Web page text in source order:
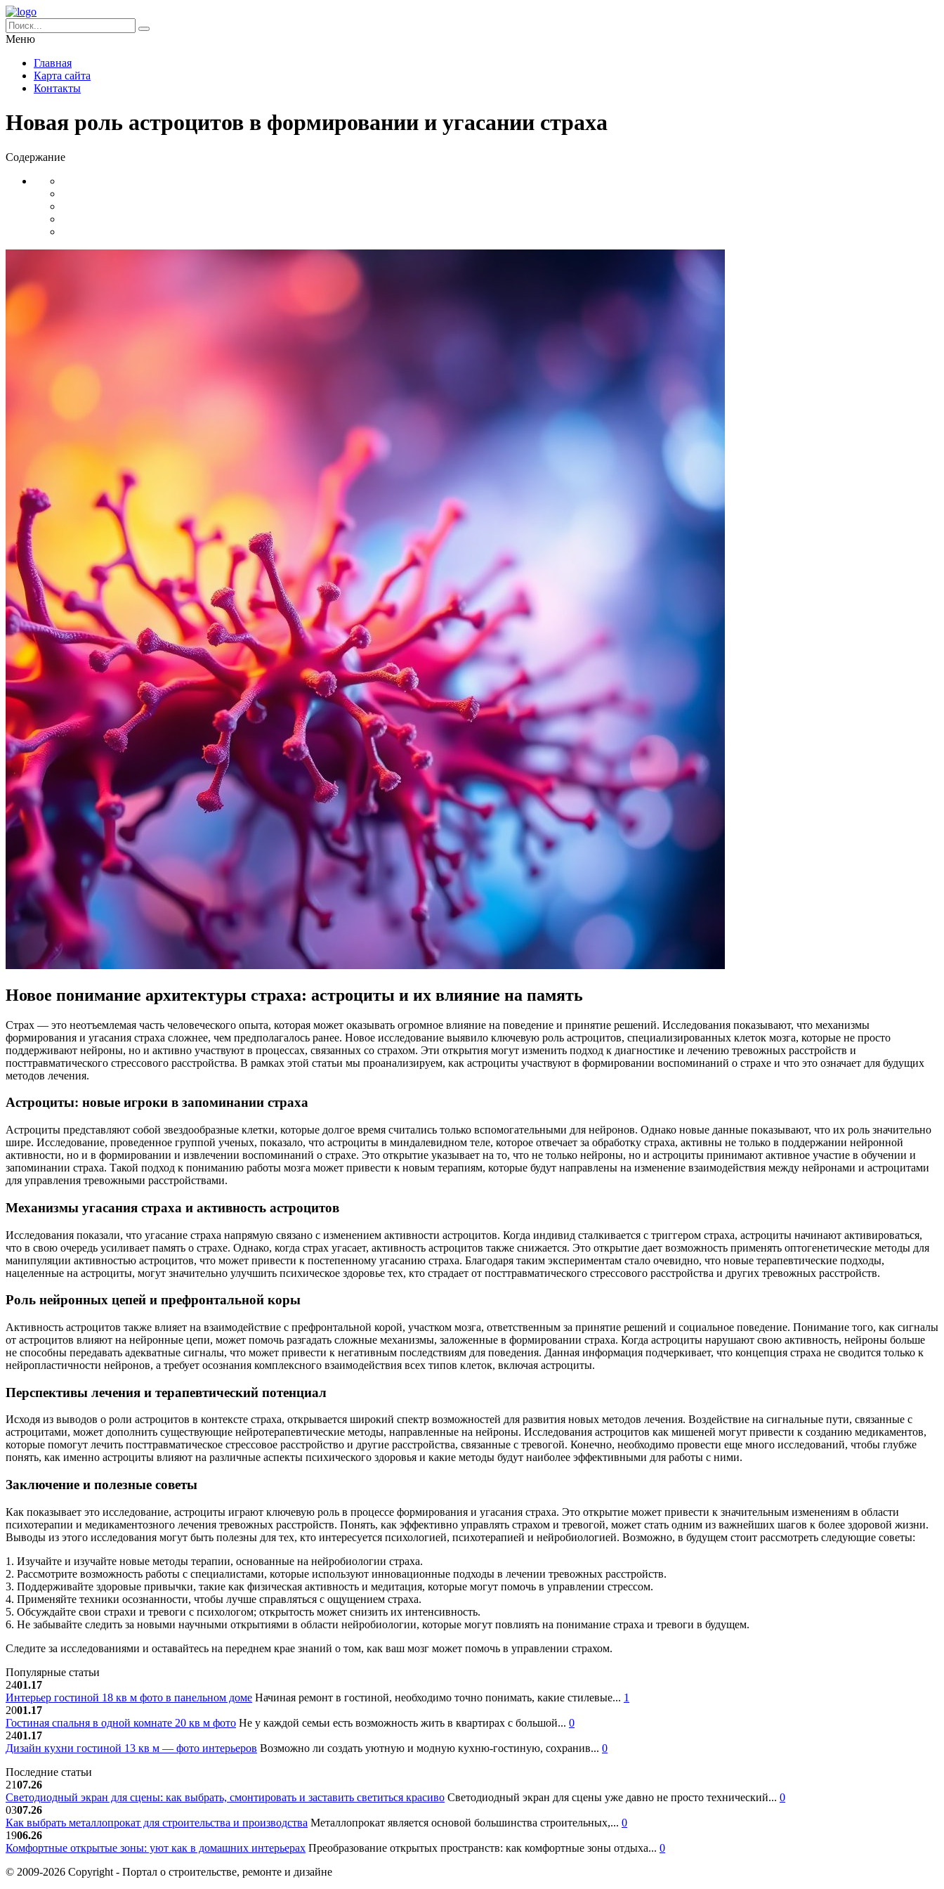
Меню
Главная
Карта сайта
Контакты
Новая роль астроцитов в формировании и угасании страха
Содержание
Новое понимание архитектуры страха: астроциты и их влияние на память
Страх — это неотъемлемая часть человеческого опыта, которая может оказывать огромное влияние на поведение и принятие решений. Исследования показывают, что механизмы
формирования и угасания страха сложнее, чем предполагалось ранее. Новое исследование выявило ключевую роль астроцитов, специализированных клеток мозга, которые не просто
поддерживают нейроны, но и активно участвуют в процессах, связанных со страхом. Эти открытия могут изменить подход к диагностике и лечению тревожных расстройств и
посттравматического стрессового расстройства. В рамках этой статьи мы проанализируем, как астроциты участвуют в формировании воспоминаний о страхе и что это означает для будущих
методов лечения.
Астроциты: новые игроки в запоминании страха
Астроциты представляют собой звездообразные клетки, которые долгое время считались только вспомогательными для нейронов. Однако новые данные показывают, что их роль значительно
шире. Исследование, проведенное группой ученых, показало, что астроциты в миндалевидном теле, которое отвечает за обработку страха, активны не только в поддержании нейронной
активности, но и в формировании и извлечении воспоминаний о страхе. Это открытие указывает на то, что не только нейроны, но и астроциты принимают активное участие в обучении и
запоминании страха. Такой подход к пониманию работы мозга может привести к новым терапиям, которые будут направлены на изменение взаимодействия между нейронами и астроцитами
для управления тревожными расстройствами.
Механизмы угасания страха и активность астроцитов
Исследования показали, что угасание страха напрямую связано с изменением активности астроцитов. Когда индивид сталкивается с триггером страха, астроциты начинают активироваться,
что в свою очередь усиливает память о страхе. Однако, когда страх угасает, активность астроцитов также снижается. Это открытие дает возможность применять оптогенетические методы для
манипуляции активностью астроцитов, что может привести к постепенному угасанию страха. Благодаря таким экспериментам стало очевидно, что новые терапевтические подходы,
нацеленные на астроциты, могут значительно улучшить психическое здоровье тех, кто страдает от посттравматического стрессового расстройства и других тревожных расстройств.
Роль нейронных цепей и префронтальной коры
Активность астроцитов также влияет на взаимодействие с префронтальной корой, участком мозга, ответственным за принятие решений и социальное поведение. Понимание того, как сигналы
от астроцитов влияют на нейронные цепи, может помочь разгадать сложные механизмы, заложенные в формировании страха. Когда астроциты нарушают свою активность, нейроны больше
не способны передавать адекватные сигналы, что может привести к негативным последствиям для поведения. Данная информация подчеркивает, что концепция страха не сводится только к
нейропластичности нейронов, а требует осознания комплексного взаимодействия всех типов клеток, включая астроциты.
Перспективы лечения и терапевтический потенциал
Исходя из выводов о роли астроцитов в контексте страха, открывается широкий спектр возможностей для развития новых методов лечения. Воздействие на сигнальные пути, связанные с
астроцитами, может дополнить существующие нейротерапевтические методы, направленные на нейроны. Исследования астроцитов как мишеней могут привести к созданию медикаментов,
которые помогут лечить посттравматическое стрессовое расстройство и другие расстройства, связанные с тревогой. Конечно, необходимо провести еще много исследований, чтобы глубже
понять, как именно астроциты влияют на различные аспекты психического здоровья и какие методы будут наиболее эффективными для работы с ними.
Заключение и полезные советы
Как показывает это исследование, астроциты играют ключевую роль в процессе формирования и угасания страха. Это открытие может привести к значительным изменениям в области
психотерапии и медикаментозного лечения тревожных расстройств. Понять, как эффективно управлять страхом и тревогой, может стать одним из важнейших шагов к более здоровой жизни.
Выводы из этого исследования могут быть полезны для тех, кто интересуется психологией, психотерапией и нейробиологией. Возможно, в будущем стоит рассмотреть следующие советы:
1. Изучайте и изучайте новые методы терапии, основанные на нейробиологии страха.
2. Рассмотрите возможность работы с специалистами, которые используют инновационные подходы в лечении тревожных расстройств.
3. Поддерживайте здоровые привычки, такие как физическая активность и медитация, которые могут помочь в управлении стрессом.
4. Применяйте техники осознанности, чтобы лучше справляться с ощущением страха.
5. Обсуждайте свои страхи и тревоги с психологом; открытость может снизить их интенсивность.
6. Не забывайте следить за новыми научными открытиями в области нейробиологии, которые могут повлиять на понимание страха и тревоги в будущем.
Следите за исследованиями и оставайтесь на переднем крае знаний о том, как ваш мозг может помочь в управлении страхом.
Популярные статьи
2401.17
Интерьер гостиной 18 кв м фото в панельном доме Начиная ремонт в гостиной, необходимо точно понимать, какие стилевые... 1
2001.17
Гостиная спальня в одной комнате 20 кв м фото Не у каждой семьи есть возможность жить в квартирах с большой... 0
2401.17
Дизайн кухни гостиной 13 кв м — фото интерьеров Возможно ли создать уютную и модную кухню-гостиную, сохранив... 0
Последние статьи
2107.26
Светодиодный экран для сцены: как выбрать, смонтировать и заставить светиться красиво Светодиодный экран для сцены уже давно не просто технический... 0
0307.26
Как выбрать металлопрокат для строительства и производства Металлопрокат является основой большинства строительных,... 0
1906.26
Комфортные открытые зоны: уют как в домашних интерьерах Преобразование открытых пространств: как комфортные зоны отдыха... 0
© 2009-2026 Copyright - Портал о строительстве, ремонте и дизайне